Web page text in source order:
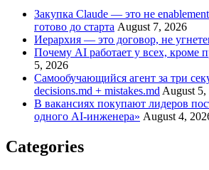
Закупка Claude — это не
готово до старта August 7, 2026
Иерархия — это договор, не
Почему AI работает у всех, кроме
5, 2026
Самообучающийся агент за три
decisions.md + mistakes.md August 5,
В вакансиях покупают лидеров
одного AI-инженера» August 4,
Categories